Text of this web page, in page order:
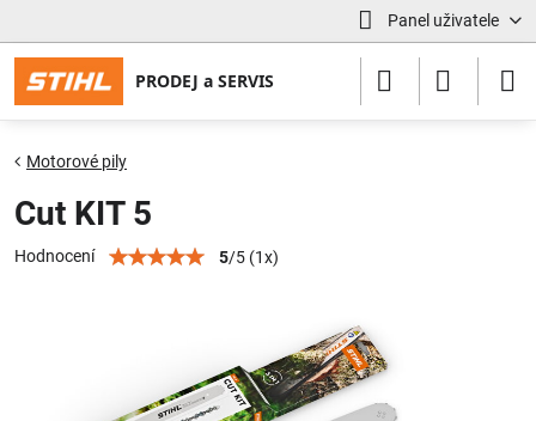
Panel uživatele
Motorové pily
Cut KIT 5
Hodnocení 5/5 (1x)